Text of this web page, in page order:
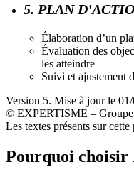
5. PLAN
Élaboration d’un
Évaluation des
les atteindre
Suivi et ajustement
Version 5. Mise à jour le
© EXPERTISME –
Les textes présents sur
Pourquoi choisir